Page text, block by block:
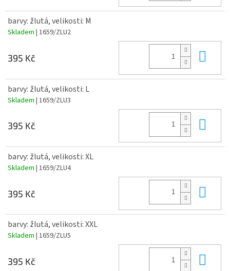
barvy: žlutá, velikosti: M
Skladem | 1659/ZLU2
395 Kč
barvy: žlutá, velikosti: L
Skladem | 1659/ZLU3
395 Kč
barvy: žlutá, velikosti: XL
Skladem | 1659/ZLU4
395 Kč
barvy: žlutá, velikosti: XXL
Skladem | 1659/ZLU5
395 Kč